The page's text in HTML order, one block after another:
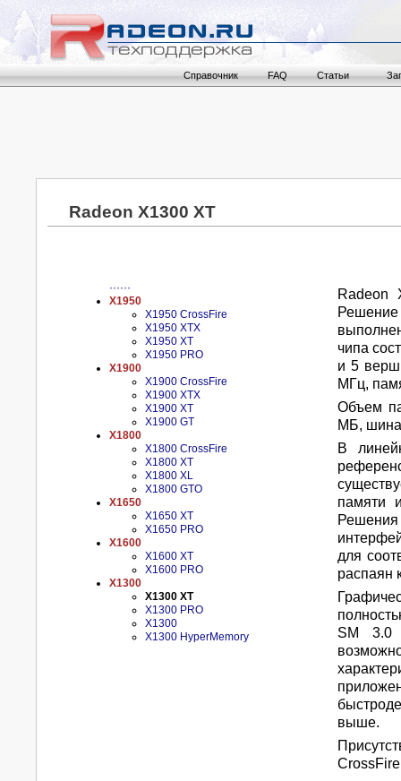
Справочник FAQ Статьи
Radeon X1300 XT
······
X1950
X1950 CrossFire
X1950 XTX
X1950 XT
X1950 PRO
X1900
X1900 CrossFire
X1900 XTX
X1900 XT
X1900 GT
X1800
X1800 CrossFire
X1800 XT
X1800 XL
X1800 GTO
X1650
X1650 XT
X1650 PRO
X1600
X1600 XT
X1600 PRO
X1300
X1300 XT
X1300 PRO
X1300
X1300 HyperMemory
Radeon
чипа
и 5
МГц,
Объем
МБ, шина
В
памяти
для
распаян
SM 3.0
выше.